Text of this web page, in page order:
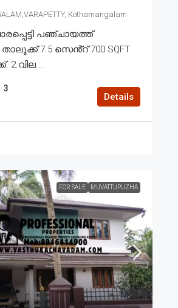
Kothamangalam
പഞ്ചായത്ത്
7.5 സെൻ്റ് 700 SQFT
2.വില...
3
Details
FOR SALE MUVATTUPUZHA